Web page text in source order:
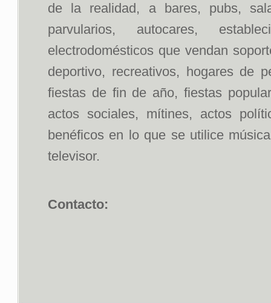
de la realidad, a bares, pubs,
parvularios, autocares,
electrodomésticos que vendan
deportivo, recreativos, hogares de
fiestas de fin de año, fiestas
actos sociales, mítines, actos
benéficos en lo que se utilice
televisor.
Contacto: